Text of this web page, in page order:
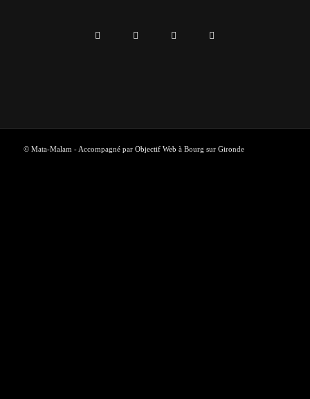
© Mata-Malam - Accompagné par Objectif Web à Bourg sur Gironde